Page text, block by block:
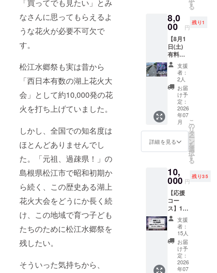
「買ってでも見たい」とみ
なさんに思ってもらえるよ
うな花火が必要不可欠で
す。
松江水郷祭も実は昔から
「西日本有数の湖上花火大
会」として約10,000発の花
火を打ち上げていました。
しかし、全国での知名度は
ほとんどありませんでし
た。「元祖、過疎県！」の
島根県松江市で昭和初期か
ら続く、この歴史ある湖上
花火大会をどうにか長く続
け、この地域で育つ子ども
たちのために松江水郷祭を
残したい。
そういった気持ちから、
100％
4（松江
市役所
歩約18
分）
て、【8
月2日
(日) 有
料駐車
場】松
江商工
会議所
（駐車
場1台）
のチ
ケット
をお送
りいた
しま
す。 ★
湖北エ
リア
4（松江
市役所
歩約18
分）
す
る
8,0
00 円
残り1
【8月1
日(土)
有料観
覧席】
白潟カ
メラ席
（定員1
名）※ク
ラファ
ン限定
ご支援
ありが
とうご
ざいま
す！ 御
月1日
(土) 有
料観覧
席】白
潟カメ
ラ席
（定員1
名）の
チケッ
トをお
送りい
たしま
す。 ★
支援
者：
2人
お届
け予
定：
2026
年07
月
詳細を見る
こ
の
リ
タ
ー
ン
を
選
択
す
る
10,
000 円
残り35
【応援
コー
ス】1万
円 ご支
援あり
がとう
ござい
ます！
御礼と
して、
【島根
支援
者：
15人
お届
け予
定：
2026
年07